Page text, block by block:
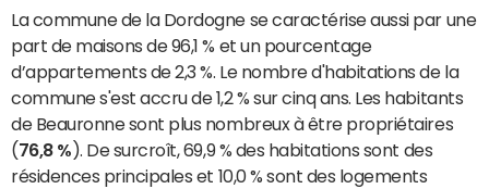
La commune de la Dordogne se caractérise aussi par une
part de maisons de 96,1 % et un pourcentage
d’appartements de 2,3 %. Le nombre d'habitations de la
commune s'est accru de 1,2 % sur cinq ans. Les habitants
de Beauronne sont plus nombreux à être propriétaires
(76,8 % ). De surcroît, 69,9 % des habitations sont des
résidences principales et 10,0 % sont des logements